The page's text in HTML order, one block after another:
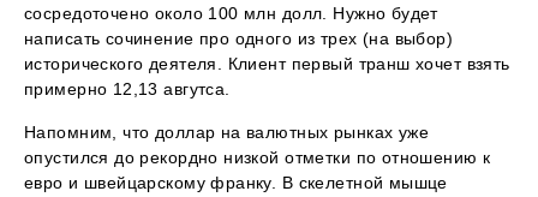
сосредоточено около 100 млн долл. Нужно будет
написать сочинение про одного из трех (на выбор)
исторического деятеля. Клиент первый транш хочет взять
примерно 12,13 авгутса.
Напомним, что доллар на валютных рынках уже
опустился до рекордно низкой отметки по отношению к
евро и швейцарскому франку. В скелетной мышце